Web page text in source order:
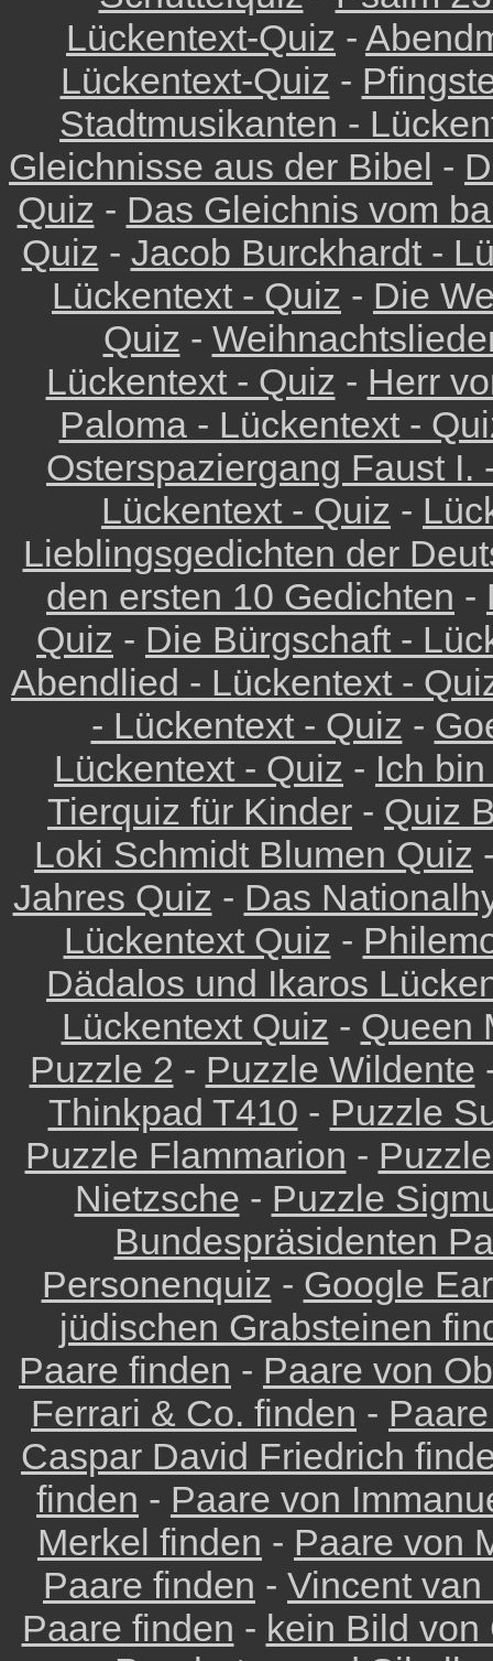
Lückentext-Quiz -
Lückentext-Quiz -
Stadtmusikanten -
Gleichnisse aus der Bibel -
Quiz - Das Gleichnis vom
Quiz - Jacob Burckhardt -
Lückentext - Quiz - Die
Quiz -
Lückentext - Quiz - Herr
Paloma - Lückentext -
Osterspaziergang Faust I.
Lückentext - Quiz -
Lieblingsgedichten der
den ersten 10 Gedichten -
Quiz - Die Bürgschaft -
Abendlied - Lückentext -
- Lückentext - Quiz -
Lückentext - Quiz - Ich
Tierquiz für Kinder - Quiz
Loki Schmidt Blumen Quiz
Jahres Quiz - Das
Lückentext Quiz -
Dädalos und Ikaros
Lückentext Quiz - Queen
Puzzle 2 - Puzzle Wildente
Thinkpad T410 - Puzzle
Puzzle Flammarion -
Nietzsche - Puzzle
Bundespräsidenten
Personenquiz - Google
jüdischen Grabsteinen
Paare finden - Paare von
Ferrari & Co. finden -
Caspar David Friedrich
finden - Paare von
Merkel finden - Paare von
Paare finden - Vincent
Paare finden - kein Bild von